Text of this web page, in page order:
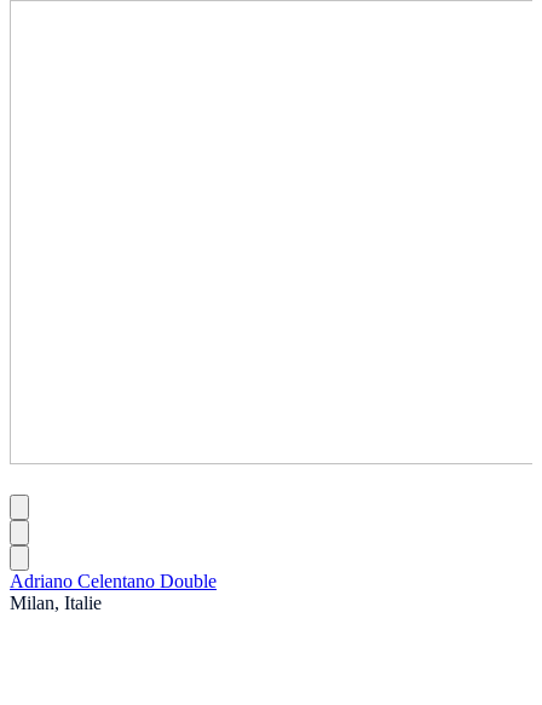
Adriano Celentano Double
Milan, Italie